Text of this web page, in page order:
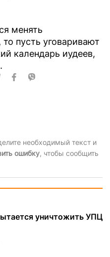
менять
пусть уговаривают
календарь иудеев,
необходимый текст и
ошибку, чтобы сообщить
уничтожить УПЦ